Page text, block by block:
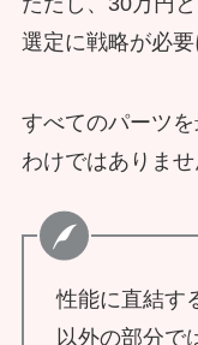
選定に戦略が必要
すべてのパーツ
わけではありませ
性能に直結す
以外の部分で